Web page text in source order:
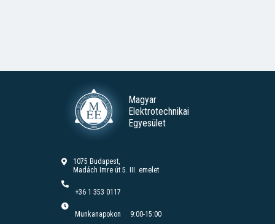
Magyar
Elektrotechnikai
Egyesület
1075 Budapest,
Madách Imre út 5. III. emelet
+36 1 353 0117
Munkanapokon
9:00-15:00